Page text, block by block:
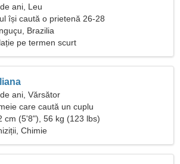
ani, Leu
își caută o prietenă 26-28
Brazilia
pe termen scurt
ani, Vărsător
care caută un cuplu
cm (5'8"), 56 kg (123 lbs)
Chimie